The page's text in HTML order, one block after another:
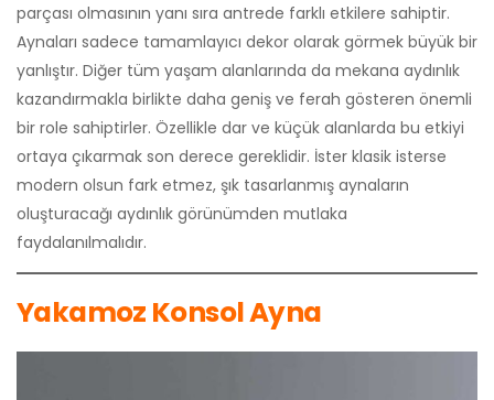
parçası olmasının yanı sıra antrede farklı etkilere sahiptir.
Aynaları sadece tamamlayıcı dekor olarak görmek büyük bir
yanlıştır. Diğer tüm yaşam alanlarında da mekana aydınlık
kazandırmakla birlikte daha geniş ve ferah gösteren önemli
bir role sahiptirler. Özellikle dar ve küçük alanlarda bu etkiyi
ortaya çıkarmak son derece gereklidir. İster klasik isterse
modern olsun fark etmez, şık tasarlanmış aynaların
oluşturacağı aydınlık görünümden mutlaka
faydalanılmalıdır.
Yakamoz Konsol Ayna